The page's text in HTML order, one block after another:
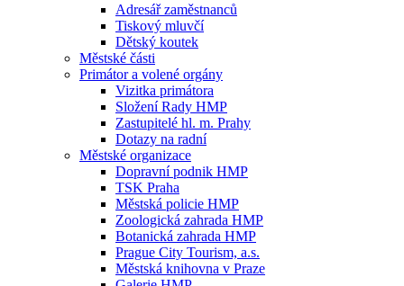
Adresář zaměstnanců
Tiskový mluvčí
Dětský koutek
Městské části
Primátor a volené orgány
Vizitka primátora
Složení Rady HMP
Zastupitelé hl. m. Prahy
Dotazy na radní
Městské organizace
Dopravní podnik HMP
TSK Praha
Městská policie HMP
Zoologická zahrada HMP
Botanická zahrada HMP
Prague City Tourism, a.s.
Městská knihovna v Praze